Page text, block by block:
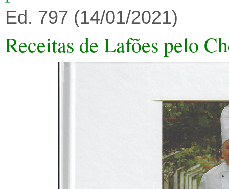
Ed. 797 (14/01/2021)
Receitas de Lafões pelo